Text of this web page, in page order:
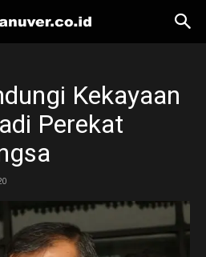
Kekayaan
Perekat